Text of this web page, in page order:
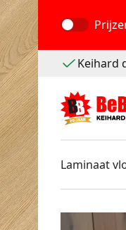
Keihard
Laminaat